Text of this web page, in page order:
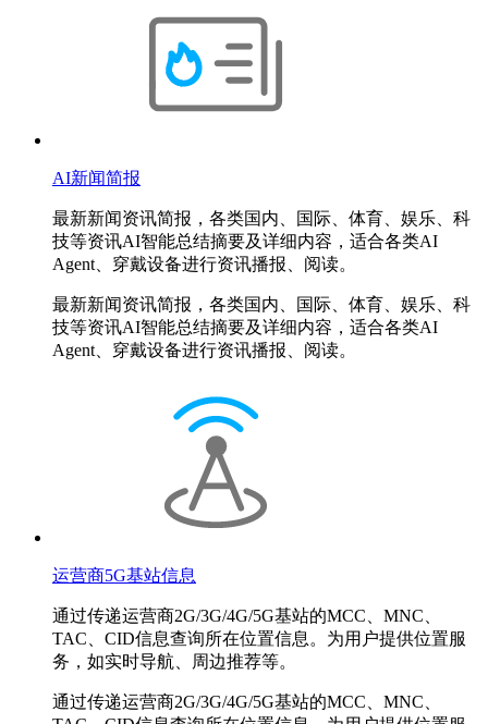
AI新闻简报
最新新闻资讯简报，各类国内、国际、体育、娱乐、科
技等资讯AI智能总结摘要及详细内容，适合各类AI
Agent、穿戴设备进行资讯播报、阅读。
最新新闻资讯简报，各类国内、国际、体育、娱乐、科
技等资讯AI智能总结摘要及详细内容，适合各类AI
Agent、穿戴设备进行资讯播报、阅读。
运营商5G基站信息
通过传递运营商2G/3G/4G/5G基站的MCC、MNC、
TAC、CID信息查询所在位置信息。为用户提供位置服
务，如实时导航、周边推荐等。
通过传递运营商2G/3G/4G/5G基站的MCC、MNC、